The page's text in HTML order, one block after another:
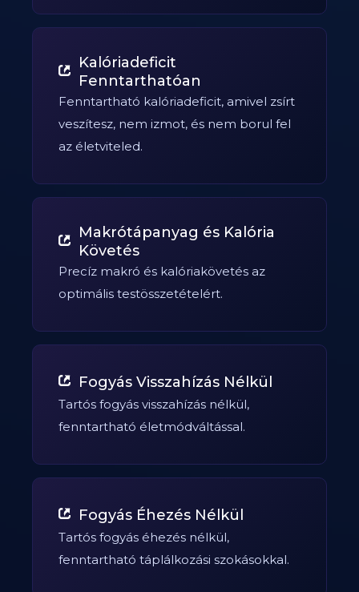
Kalóriadeficit
Fenntarthatóan
Fenntartható kalóriadeficit, amivel zsírt
veszítesz, nem izmot, és nem borul fel
az életviteled.
Makrótápanyag és Kalória
Követés
Precíz makró és kalóriakövetés az
optimális testösszetételért.
Fogyás Visszahízás Nélkül
Tartós fogyás visszahízás nélkül,
fenntartható életmódváltással.
Fogyás Éhezés Nélkül
Tartós fogyás éhezés nélkül,
fenntartható táplálkozási szokásokkal.